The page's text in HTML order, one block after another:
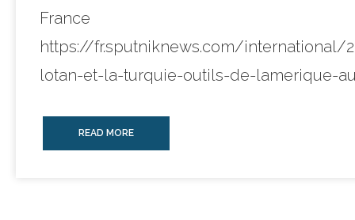
France
https://fr.sputniknews.com/international/
lotan-et-la-turquie-outils-de-lamerique-
READ MORE